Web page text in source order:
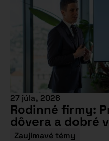
27 júla, 2026
Rodinné firmy:
dôvera a dobré
Zaujímavé témy